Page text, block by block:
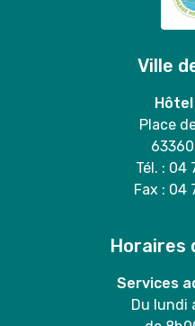
Ville
Place
63360
Tél. : 04
Fax : 04
Horaires
Services
Du lundi